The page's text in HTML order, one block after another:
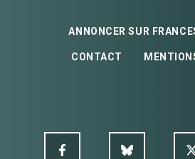
ANNONCER SUR
CONTACT